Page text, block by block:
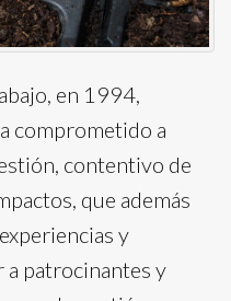
en 1994,
comprometido a
contentivo de
que además
y
a patrocinantes y